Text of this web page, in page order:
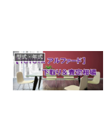
型式・年式